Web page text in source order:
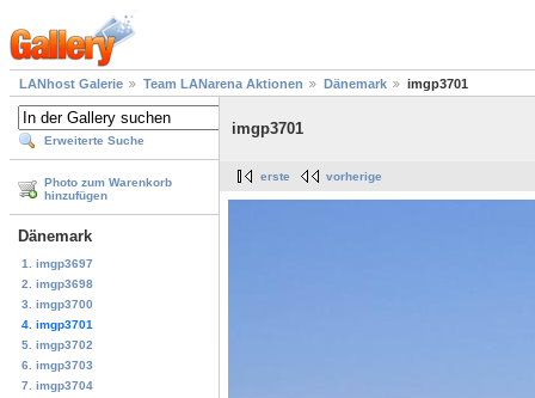
LANhost Galerie Team LANarena Aktionen Dänemark imgp3701
Erweiterte Suche
Photo zum Warenkorb
hinzufügen
Dänemark
1. imgp3697
2. imgp3698
3. imgp3700
4. imgp3701
5. imgp3702
6. imgp3703
7. imgp3704
imgp3701
erste vorherige